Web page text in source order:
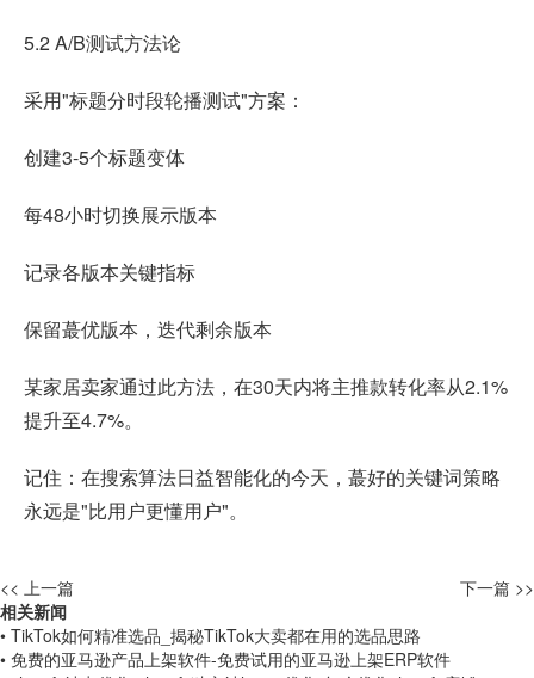
5.2 A/B测试方法论
采用"标题分时段轮播测试"方案：
创建3-5个标题变体
每48小时切换展示版本
记录各版本关键指标
保留蕞优版本，迭代剩余版本
某家居卖家通过此方法，在30天内将主推款转化率从2.1%
提升至4.7%。
记住：在搜索算法日益智能化的今天，蕞好的关键词策略
永远是"比用户更懂用户"。
<< 上一篇
下一篇 >>
相关新闻
• TikTok如何精准选品_揭秘TikTok大卖都在用的选品思路
• 免费的亚马逊产品上架软件-免费试用的亚马逊上架ERP软件